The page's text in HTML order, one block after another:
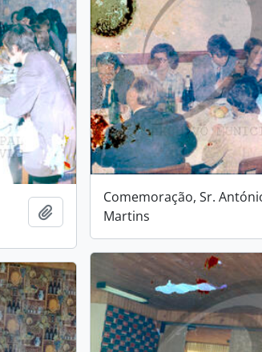
Comemoração, Sr.
Martins
Add to clipboard